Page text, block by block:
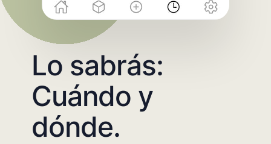
Lo sabrás:
Cuándo y
dónde.